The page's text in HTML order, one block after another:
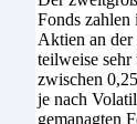
Fonds
Aktien an der
teilweise sehr
zwischen
je nach
gemanagten